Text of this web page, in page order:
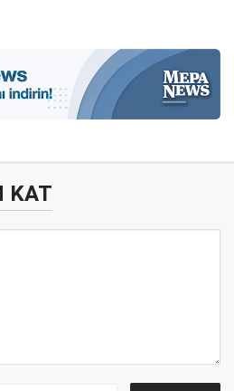
KAT